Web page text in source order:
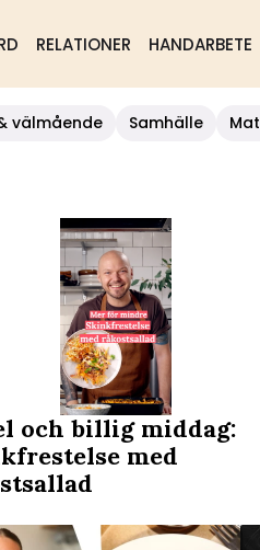
RELATIONER HANDARBETE
välmående Samhälle
och billig middag:
med